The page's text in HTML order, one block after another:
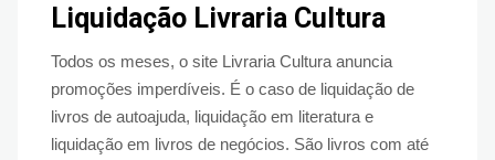
Liquidação Livraria Cultura
Todos os meses, o site Livraria Cultura anuncia
promoções imperdíveis. É o caso de liquidação de
livros de autoajuda, liquidação em literatura e
liquidação em livros de negócios. São livros com até